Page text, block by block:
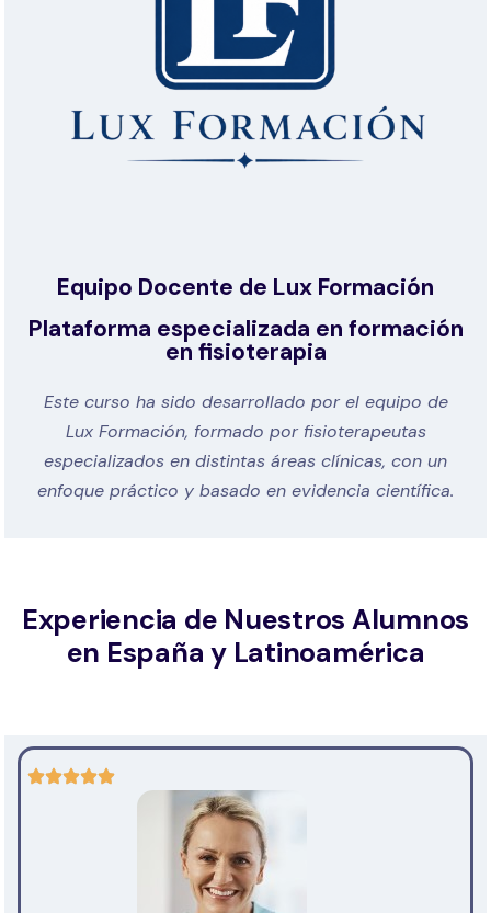
Equipo Docente de Lux Formación
Plataforma especializada en formación
en fisioterapia
Este curso ha sido desarrollado por el equipo de
Lux Formación, formado por fisioterapeutas
especializados en distintas áreas clínicas, con un
enfoque práctico y basado en evidencia científica.
Experiencia de Nuestros Alumnos
en España y Latinoamérica